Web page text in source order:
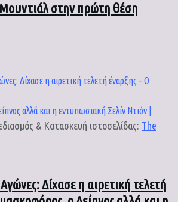
Μουντιάλ στην πρώτη θέση
Δίχασε η αιρετική τελετή
& Κατασκευή ιστοσελίδας: The